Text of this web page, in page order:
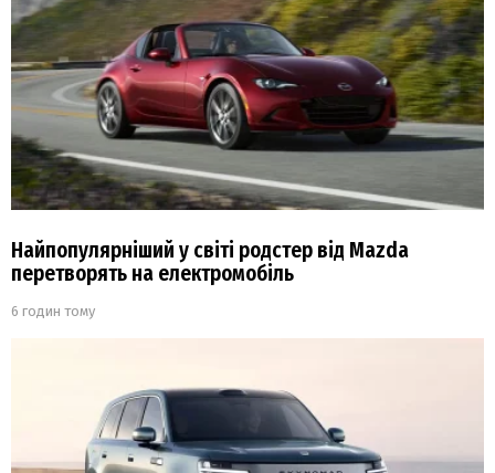
Найпопулярніший у світі родстер від Mazda
перетворять на електромобіль
6 годин тому